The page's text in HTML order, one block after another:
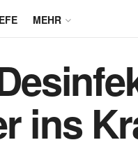
MEHR
ins